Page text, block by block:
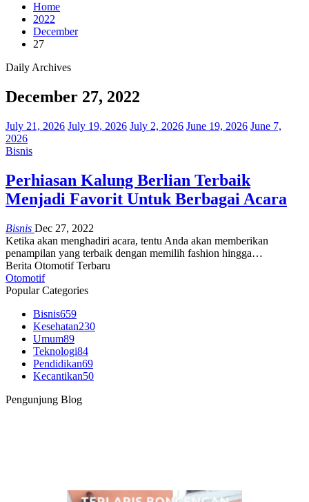
Home
2022
December
27
Daily Archives
December 27, 2022
July 21, 2026 July 19, 2026 July 2, 2026 June 19, 2026 June 7,
2026
Bisnis
Perhiasan Kalung Berlian Terbaik
Menjadi Favorit Untuk Berbagai Acara
Bisnis Dec 27, 2022
Ketika akan menghadiri acara, tentu Anda akan memberikan
penampilan yang terbaik dengan memilih fashion hingga…
Berita Otomotif Terbaru
Otomotif
Popular Categories
Bisnis659
Kesehatan230
Umum89
Teknologi84
Pendidikan69
Kecantikan50
Pengunjung Blog